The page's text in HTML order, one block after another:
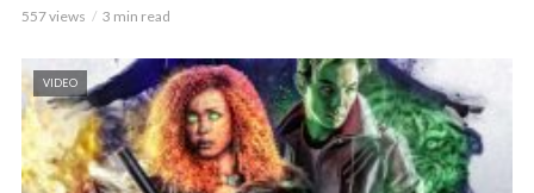
557 views 3 min read
VIDEO